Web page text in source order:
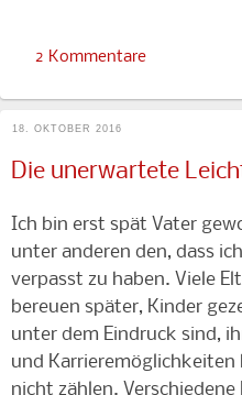
2 Kommentare
18. OKTOBER 2016
Die unerwartete
Ich bin erst spät Vater
unter anderen den, dass
verpasst zu haben. Viele
bereuen später, Kinder
unter dem Eindruck sind,
und
nicht zählen.